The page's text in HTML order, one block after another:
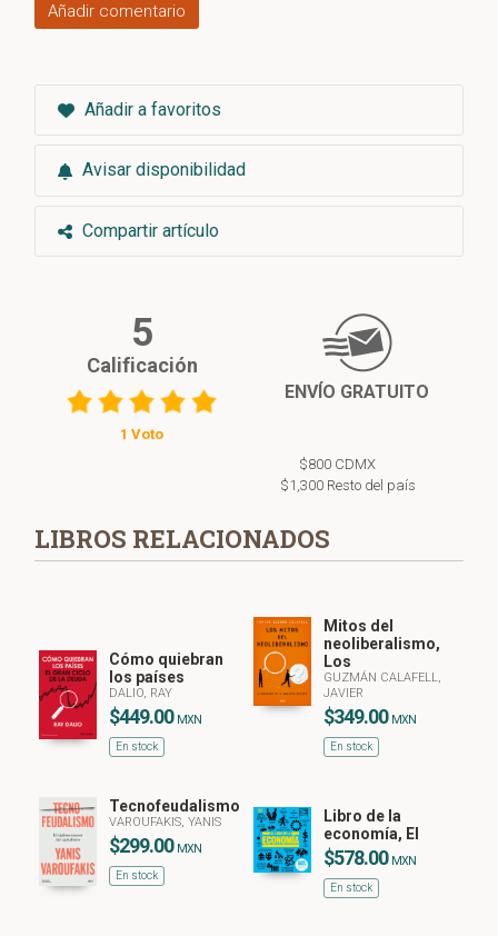
Añadir comentario
Añadir a favoritos
Avisar disponibilidad
Compartir artículo
5
Calificación
1 Voto
ENVÍO GRATUITO
$800 CDMX
$1,300 Resto del país
LIBROS RELACIONADOS
Cómo quiebran
los países
DALIO, RAY
$449.00 MXN
En stock
Mitos del
neoliberalismo,
Los
GUZMÁN CALAFELL,
JAVIER
$349.00 MXN
En stock
Tecnofeudalismo
VAROUFAKIS, YANIS
$299.00 MXN
En stock
Libro de la
economía, El
$578.00 MXN
En stock